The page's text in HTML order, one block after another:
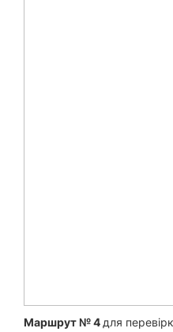
Маршрут № 4 для